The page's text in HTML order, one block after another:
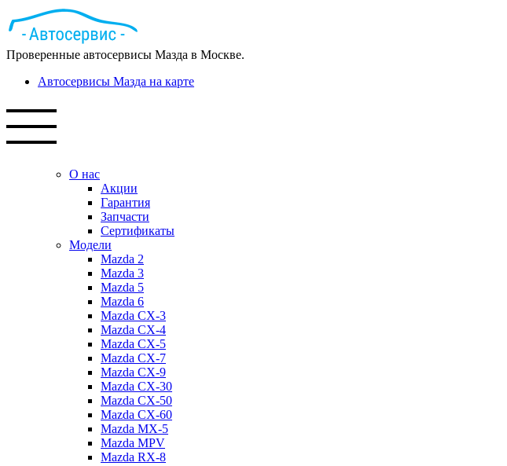
Проверенные автосервисы Мазда в Москве.
Автосервисы Мазда на карте
О нас
Акции
Гарантия
Запчасти
Сертификаты
Модели
Mazda 2
Mazda 3
Mazda 5
Mazda 6
Mazda СХ-3
Mazda СХ-4
Mazda СХ-5
Mazda CX-7
Mazda CX-9
Mazda CX-30
Mazda СХ-50
Mazda СХ-60
Mazda MX-5
Mazda MPV
Mazda RX-8